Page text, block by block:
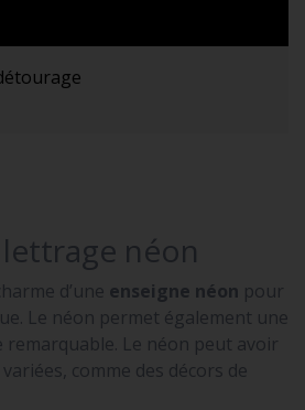
néon
d’une enseigne néon pour
Le néon permet également une
Le néon peut avoir
comme des décors de